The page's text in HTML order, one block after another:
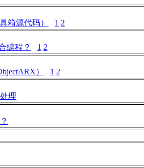
箱源代码） 1 2
编程？ 1 2
） 1 2
理